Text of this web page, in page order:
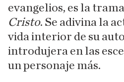
evangelios, es la
Cristo. Se adivina la
vida interior de su
introdujera en las
un personaje más.